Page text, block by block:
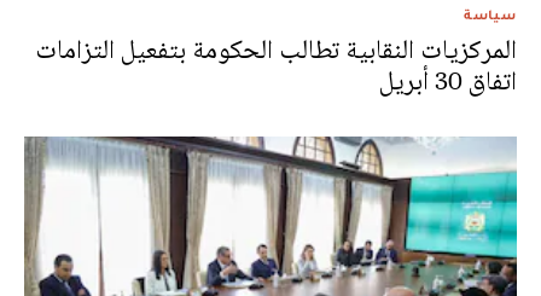
سياسة
المركزيات النقابية تطالب الحكومة بتفعيل التزامات
اتفاق 30 أبريل